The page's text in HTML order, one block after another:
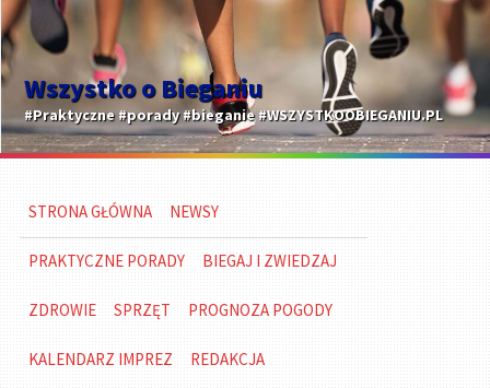
Wszystko o Bieganiu
#Praktyczne #porady #bieganie #WSZYSTKOOBIEGANIU.PL
STRONA GŁÓWNA NEWSY
PRAKTYCZNE PORADY BIEGAJ I ZWIEDZAJ
ZDROWIE SPRZĘT PROGNOZA POGODY
KALENDARZ IMPREZ REDAKCJA